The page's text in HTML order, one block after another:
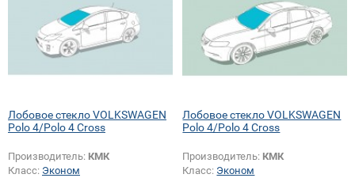
Лобовое стекло VOLKSWAGEN
Polo 4/Polo 4 Cross
Производитель: КМК
Класс: Эконом
Лобовое стекло VOLKSWAGEN
Polo 4/Polo 4 Cross
Производитель: КМК
Класс: Эконом